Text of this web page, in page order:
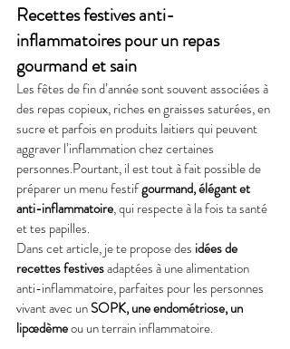
Recettes festives anti-
inflammatoires pour un repas
gourmand et sain
Les fêtes de fin d’année sont souvent associées à
des repas copieux, riches en graisses saturées, en
sucre et parfois en produits laitiers qui peuvent
aggraver l’inflammation chez certaines
personnes.Pourtant, il est tout à fait possible de
préparer un menu festif gourmand, élégant et
anti-inflammatoire, qui respecte à la fois ta santé
et tes papilles.
Dans cet article, je te propose des idées de
recettes festives adaptées à une alimentation
anti-inflammatoire, parfaites pour les personnes
vivant avec un SOPK, une endométriose, un
lipœdème ou un terrain inflammatoire.